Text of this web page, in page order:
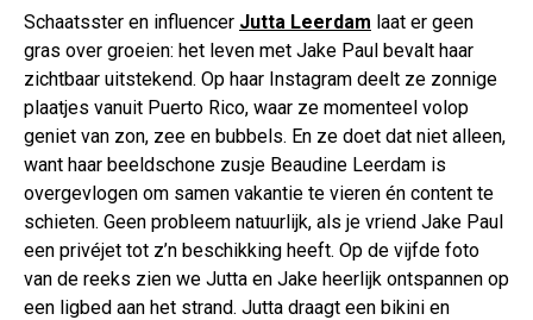
Schaatsster en influencer Jutta Leerdam laat er geen
gras over groeien: het leven met Jake Paul bevalt haar
zichtbaar uitstekend. Op haar Instagram deelt ze zonnige
plaatjes vanuit Puerto Rico, waar ze momenteel volop
geniet van zon, zee en bubbels. En ze doet dat niet alleen,
want haar beeldschone zusje Beaudine Leerdam is
overgevlogen om samen vakantie te vieren én content te
schieten. Geen probleem natuurlijk, als je vriend Jake Paul
een privéjet tot z’n beschikking heeft. Op de vijfde foto
van de reeks zien we Jutta en Jake heerlijk ontspannen op
een ligbed aan het strand. Jutta draagt een bikini en